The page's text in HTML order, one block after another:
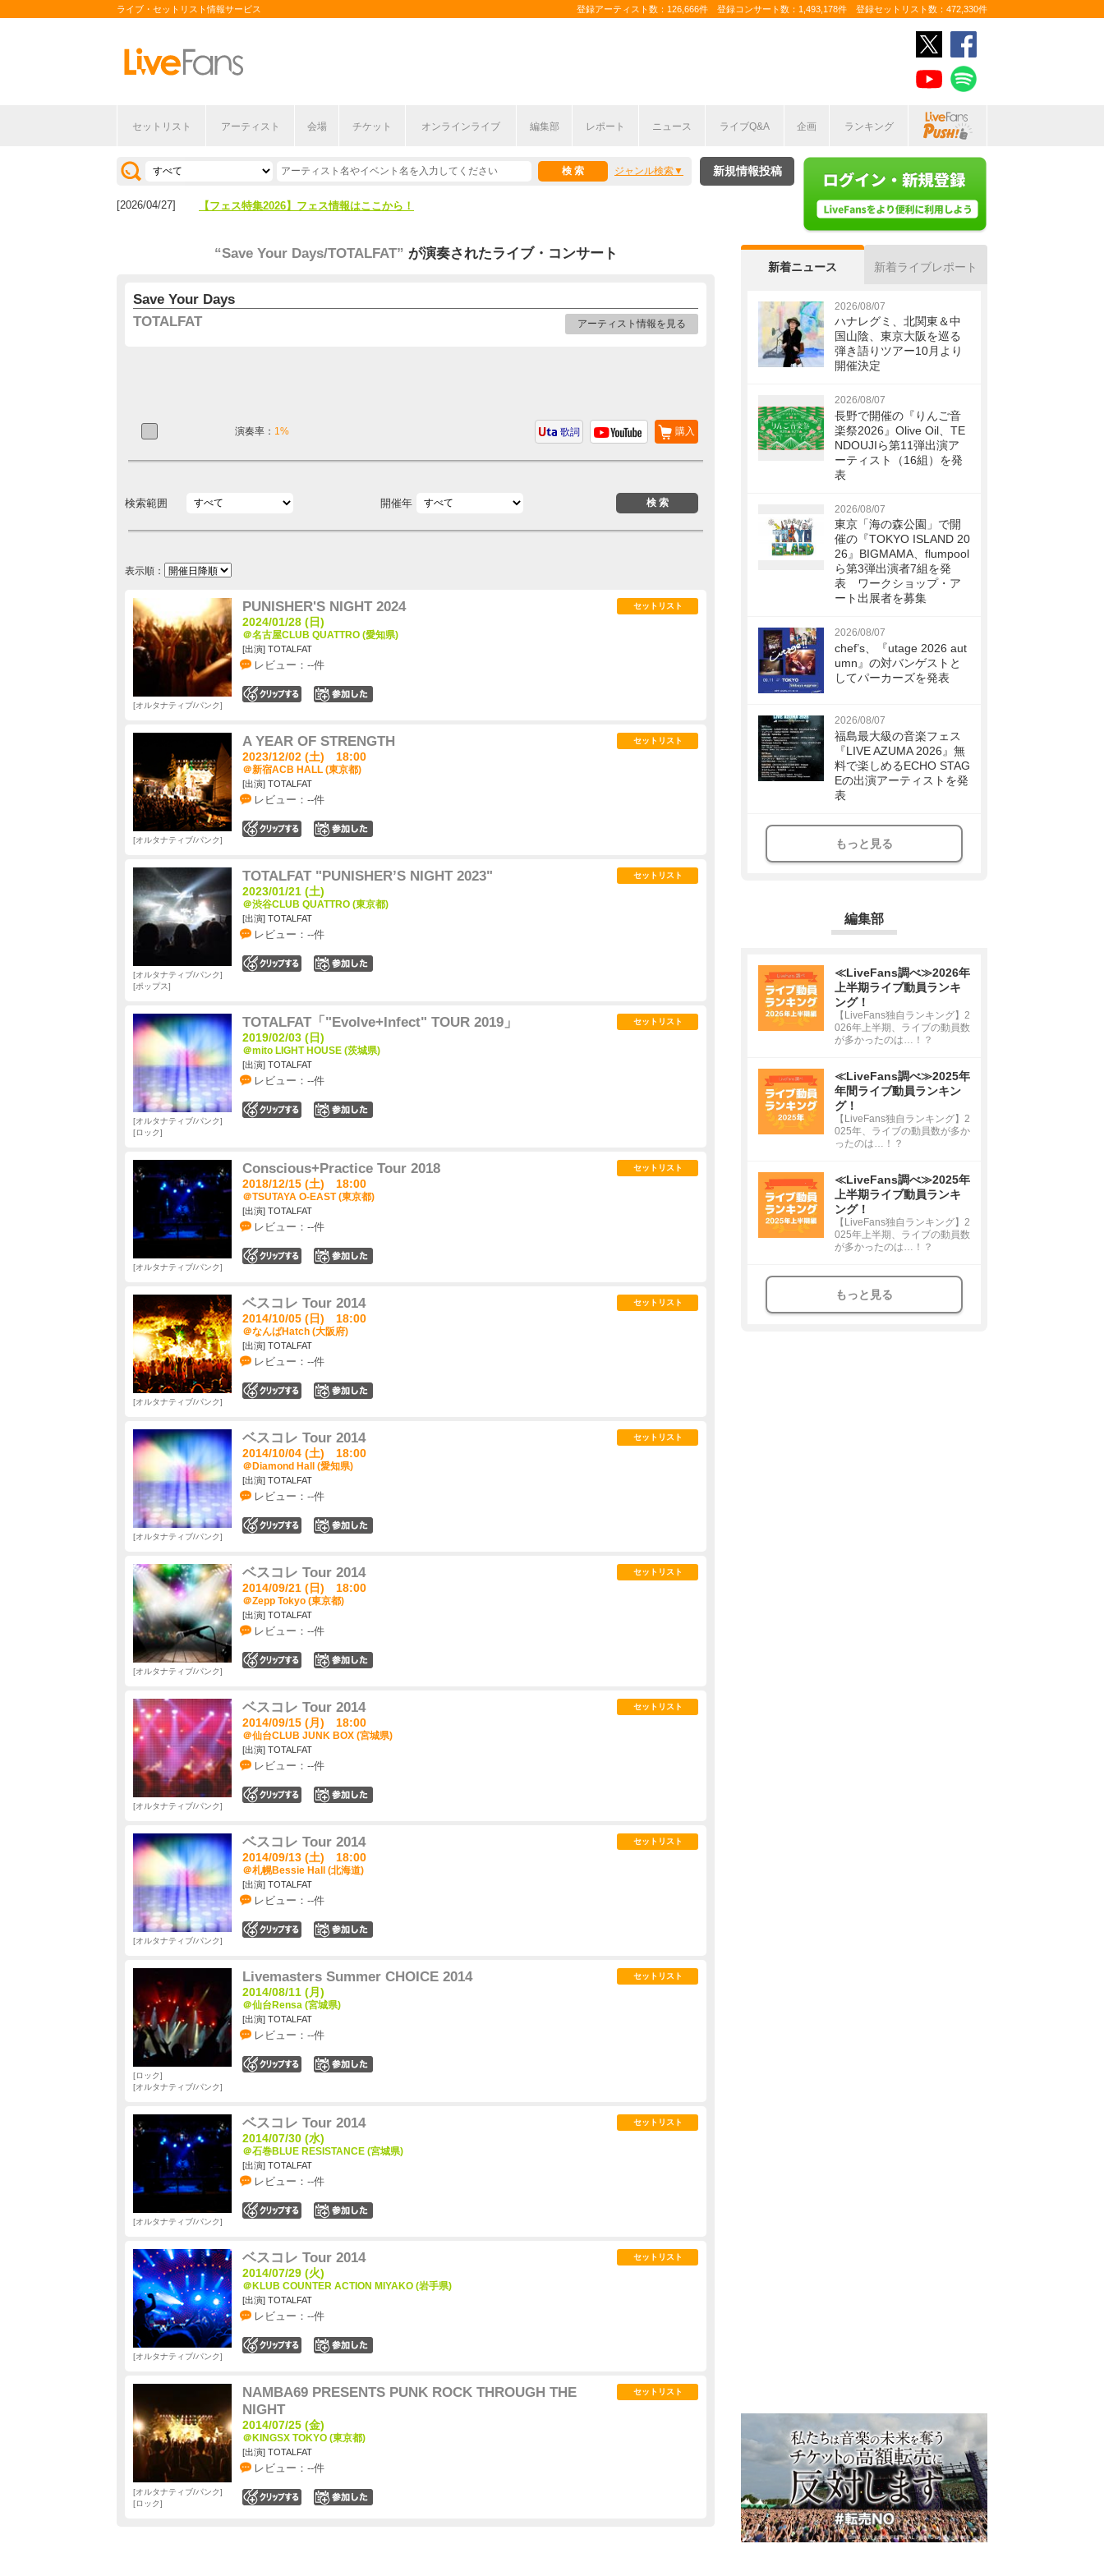
ライブ・セットリスト情報サービス 登録アーティスト数：126,666件 登録コンサート数：1,493,178件 登録セットリスト数：472,330件
セットリスト アーティスト 会場 チケット オンラインライブ 編集部 レポート ニュース ライブQ&A 企画 ランキング
ジャンル検索
[2026/07/28] 【ライブ動員ランキング】2026年上半期編発表！
[2026/04/27] 【フェス特集2026】フェス情報はここから！
新規情報投稿
“Save Your Days/TOTALFAT” が演奏されたライブ・コンサート
Save Your Days
TOTALFAT
アーティスト情報を見る
演奏率： 1% 購入
歌詞
検索範囲 開催年
表示順：
PUNISHER'S NIGHT 2024
2024/01/28 (日)
＠名古屋CLUB QUATTRO (愛知県)
[出演] TOTALFAT
レビュー：--件
セットリスト
オルタナティブ/パンク
A YEAR OF STRENGTH
2023/12/02 (土) 18:00
＠新宿ACB HALL (東京都)
[出演] TOTALFAT
レビュー：--件
セットリスト
オルタナティブ/パンク
TOTALFAT "PUNISHERʼS NIGHT 2023"
2023/01/21 (土)
＠渋谷CLUB QUATTRO (東京都)
[出演] TOTALFAT
レビュー：--件
セットリスト
オルタナティブ/パンク
ポップス
TOTALFAT「"Evolve+Infect" TOUR 2019」
2019/02/03 (日)
＠mito LIGHT HOUSE (茨城県)
[出演] TOTALFAT
レビュー：--件
セットリスト
オルタナティブ/パンク
ロック
Conscious+Practice Tour 2018
2018/12/15 (土) 18:00
＠TSUTAYA O-EAST (東京都)
[出演] TOTALFAT
レビュー：--件
セットリスト
オルタナティブ/パンク
ベスコレ Tour 2014
2014/10/05 (日) 18:00
＠なんばHatch (大阪府)
[出演] TOTALFAT
レビュー：--件
セットリスト
オルタナティブ/パンク
ベスコレ Tour 2014
2014/10/04 (土) 18:00
＠Diamond Hall (愛知県)
[出演] TOTALFAT
レビュー：--件
セットリスト
オルタナティブ/パンク
ベスコレ Tour 2014
2014/09/21 (日) 18:00
＠Zepp Tokyo (東京都)
[出演] TOTALFAT
レビュー：--件
セットリスト
オルタナティブ/パンク
ベスコレ Tour 2014
2014/09/15 (月) 18:00
＠仙台CLUB JUNK BOX (宮城県)
[出演] TOTALFAT
レビュー：--件
セットリスト
オルタナティブ/パンク
ベスコレ Tour 2014
2014/09/13 (土) 18:00
＠札幌Bessie Hall (北海道)
[出演] TOTALFAT
レビュー：--件
セットリスト
オルタナティブ/パンク
Livemasters Summer CHOICE 2014
2014/08/11 (月)
＠仙台Rensa (宮城県)
[出演] TOTALFAT
レビュー：--件
セットリスト
ロック
オルタナティブ/パンク
ベスコレ Tour 2014
2014/07/30 (水)
＠石巻BLUE RESISTANCE (宮城県)
[出演] TOTALFAT
レビュー：--件
セットリスト
オルタナティブ/パンク
ベスコレ Tour 2014
2014/07/29 (火)
＠KLUB COUNTER ACTION MIYAKO (岩手県)
[出演] TOTALFAT
レビュー：--件
セットリスト
オルタナティブ/パンク
NAMBA69 PRESENTS PUNK ROCK THROUGH THE
NIGHT
2014/07/25 (金)
＠KINGSX TOKYO (東京都)
[出演] TOTALFAT
レビュー：--件
セットリスト
オルタナティブ/パンク
ロック
新着ニュース 新着ライブレポート
2026/08/07
ハナレグミ、北関東＆中
国山陰、東京大阪を巡る
弾き語りツアー10月より
開催決定
2026/08/07
長野で開催の『りんご音
楽祭2026』Olive Oil、TE
NDOUJIら第11弾出演ア
ーティスト（16組）を発
表
2026/08/07
東京「海の森公園」で開
催の『TOKYO ISLAND 20
26』BIGMAMA、flumpool
ら第3弾出演者7組を発
表 ワークショップ・ア
ート出展者を募集
2026/08/07
chef’s、『utage 2026 aut
umn』の対バンゲストと
してパーカーズを発表
2026/08/07
福島最大級の音楽フェス
『LIVE AZUMA 2026』無
料で楽しめるECHO STAG
Eの出演アーティストを発
表
もっと見る
編集部
≪LiveFans調べ≫2026年
上半期ライブ動員ランキ
ング！
【LiveFans独自ランキング】2
026年上半期、ライブの動員数
が多かったのは…！？
≪LiveFans調べ≫2025年
年間ライブ動員ランキン
グ！
【LiveFans独自ランキング】2
025年、ライブの動員数が多か
ったのは…！？
≪LiveFans調べ≫2025年
上半期ライブ動員ランキ
ング！
【LiveFans独自ランキング】2
025年上半期、ライブの動員数
が多かったのは…！？
もっと見る